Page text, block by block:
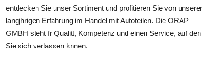
entdecken Sie unser Sortiment und profitieren Sie von unserer
langjhrigen Erfahrung im Handel mit Autoteilen. Die ORAP
GMBH steht fr Qualitt, Kompetenz und einen Service, auf den
Sie sich verlassen knnen.